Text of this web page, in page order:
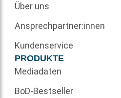
Über uns
Ansprechpartner:innen
Kundenservice
PRODUKTE
Mediadaten
BoD-Bestseller